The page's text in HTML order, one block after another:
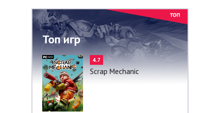
Топ игр
4.7
Scrap Mechanic